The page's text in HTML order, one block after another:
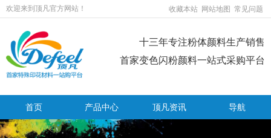
欢迎来到顶凡官方网站！ 收藏本站 网站地图 常见问题
十三年专注粉体颜料生产销售
首家变色闪粉颜料一站式采购平台
首页 产品中心 顶凡资讯 导航